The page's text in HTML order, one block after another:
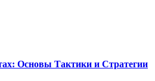
Основы Тактики и Стратегии